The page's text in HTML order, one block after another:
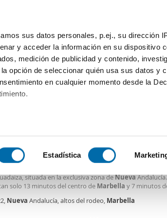
sus datos personales, p.ej., su dirección
y acceder la información en su dispositivo
medición de publicidad y contenido,
opción de seleccionar quién usa sus datos y
en cualquier momento desde la
para buscar características
sus datos personales y establezca sus
cambiar o retirar su consentimiento en
Estadística
Habitaciones Más filtros - 2
Marbella
terraza Nueva andalucía
situada en la exclusiva zona deNueva
solo 13 minutos del centro de Marbella y 7 minutos
Nueva Andalucía, altos del rodeo, Marbella